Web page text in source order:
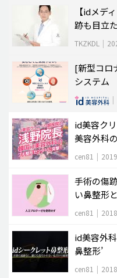
脂肪吸引 (大容量)
メンズ整形
idニュース
病院紹介
料金一覧
ご相談のお問い合わせ
【idメデ
跡も目立
TKZKDL |
[新型コロ
システム
|
id美容ク
美容外科
cen81 |
手術の傷
い鼻整形
cen81 |
id美容外
鼻整形’
cen81 |